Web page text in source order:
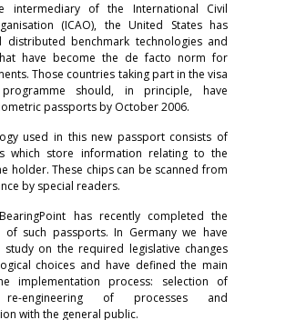
intermediary of the International Civil
(ICAO), the United States has
distributed benchmark technologies and
have become the de facto norm for
Those countries taking part in the visa
should, in principle, have
passports by October 2006.
used in this new passport consists of
which store information relating to the
holder. These chips can be scanned from
by special readers.
has recently completed the
of such passports. In Germany we have
study on the required legislative changes
choices and have defined the main
implementation process: selection of
re-engineering of processes and
with the general public.